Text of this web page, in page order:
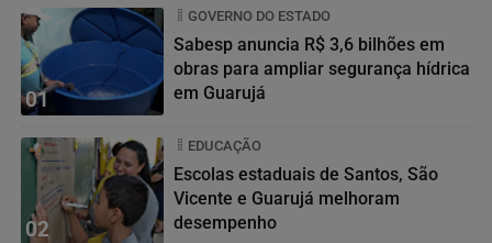
01
GOVERNO DO ESTADO
Sabesp anuncia R$ 3,6 bilhões em
obras para ampliar segurança hídrica
em Guarujá
02
EDUCAÇÃO
Escolas estaduais de Santos, São
Vicente e Guarujá melhoram
desempenho